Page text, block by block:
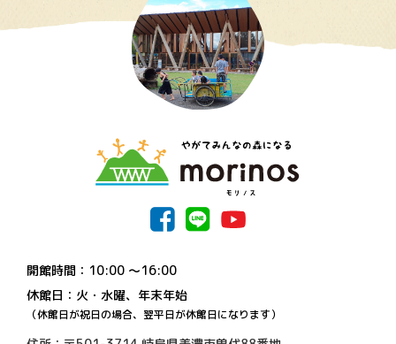
開館時間：10:00 〜16:00
休館日：火・水曜、年末年始
（休館日が祝日の場合、翌平日が休館日になります）